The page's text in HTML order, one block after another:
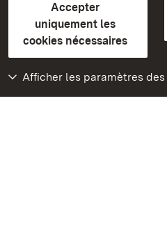
Accepter
uniquement les
cookies nécessaires
Afficher les paramètres
plus loin
Accueil
Monuments
Rendez-nous visite